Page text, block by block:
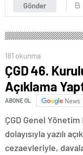
Gönder
181 okunma
ÇGD 46.
Açıklama
ABONE OL News
ÇGD Genel
dolayısıyla yazılı
cezaevleriyle,